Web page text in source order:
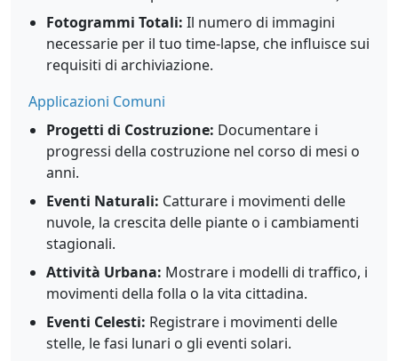
Fotogrammi Totali: Il numero di immagini
necessarie per il tuo time-lapse, che influisce sui
requisiti di archiviazione.
Applicazioni Comuni
Progetti di Costruzione: Documentare i
progressi della costruzione nel corso di mesi o
anni.
Eventi Naturali: Catturare i movimenti delle
nuvole, la crescita delle piante o i cambiamenti
stagionali.
Attività Urbana: Mostrare i modelli di traffico, i
movimenti della folla o la vita cittadina.
Eventi Celesti: Registrare i movimenti delle
stelle, le fasi lunari o gli eventi solari.